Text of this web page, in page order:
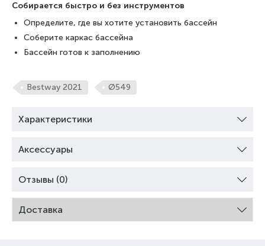
Собирается быстро и без инструментов
Определите, где вы хотите установить бассейн
Соберите каркас бассейна
Бассейн готов к заполнению
Bestway 2021 Ø549
Характеристики
Аксессуары
Отзывы (0)
Доставка